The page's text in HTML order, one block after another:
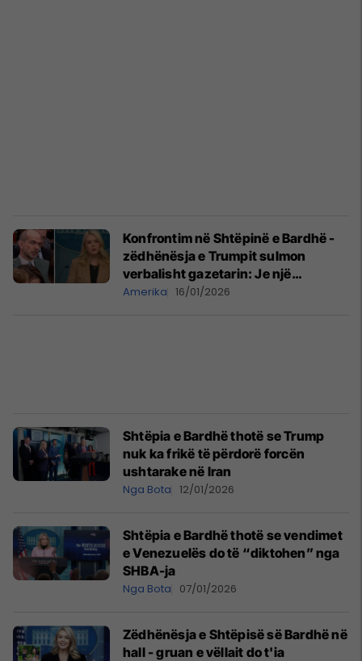
Konfrontim në Shtëpinë e Bardhë -
zëdhënësja e Trumpit sulmon
verbalisht gazetarin: Je një
sharlatan që shtiresh si reporter
Amerika 16/01/2026
Shtëpia e Bardhë thotë se Trump
nuk ka frikë të përdorë forcën
ushtarake në Iran
Nga Bota 12/01/2026
Shtëpia e Bardhë thotë se vendimet
e Venezuelës do të “diktohen” nga
SHBA-ja
Nga Bota 07/01/2026
Zëdhënësja e Shtëpisë së Bardhë në
hall - gruan e vëllait do t'ia